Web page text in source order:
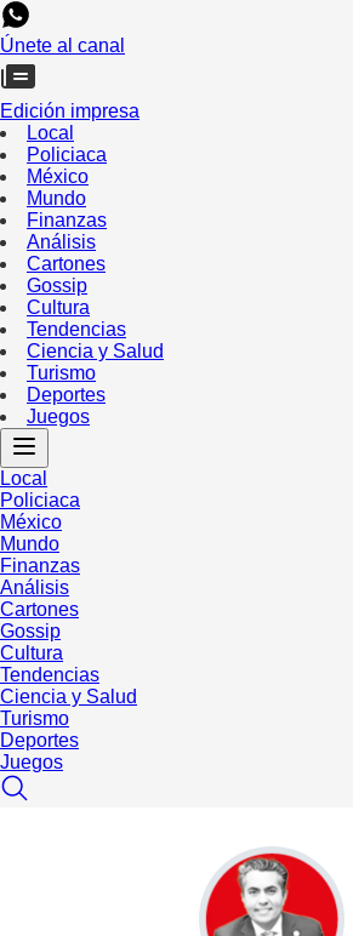
Únete al canal
Edición impresa
Local
Policiaca
México
Mundo
Finanzas
Análisis
Cartones
Gossip
Cultura
Tendencias
Ciencia y Salud
Turismo
Deportes
Juegos
Local
Policiaca
México
Mundo
Finanzas
Análisis
Cartones
Gossip
Cultura
Tendencias
Ciencia y Salud
Turismo
Deportes
Juegos